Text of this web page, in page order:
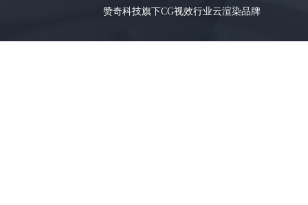
赞奇科技旗下CG视效行业云渲染品牌